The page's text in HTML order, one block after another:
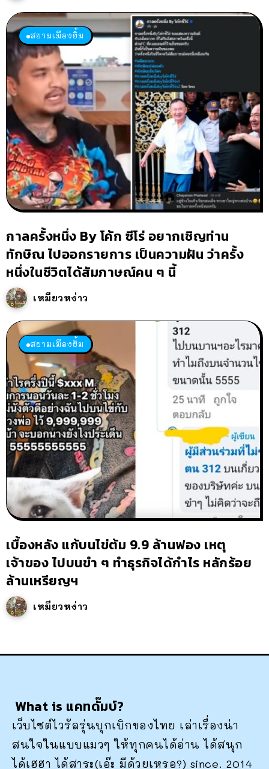
สยามเมืองยิ้ม
กาลครั้งหนึ่ง By โค้ก ซีโร่ อยากเชิญท่าน
ทักษิณ ไปออกรายการ เป็นความฝัน ว่าครั้ง
หนึ่งในชีวิตได้สัมภาษณ์คน ๆ นี้
เหมียวหง่าว
สยามเมืองยิ้ม
เบื้องหลัง แก้บนไข่ต้ม 9.9 ล้านฟอง เหตุ
เจ้าของ ไปบนขำ ๆ ทำธุรกิจได้กำไร หลักร้อย
ล้านเหรียญฯ
เหมียวหง่าว
What is แคทดั๊มบ์?
เว็บไซต์ไวรัลรุ่นบุกเบิกของไทย เล่าเรื่องน่า
สนใจในแบบแมวๆ ให้ทุกคนได้อ่าน ได้สนุก
ได้เฮฮา ได้สาระ(เอ๊ะ มีด้วยเหรอ?) since. 2014